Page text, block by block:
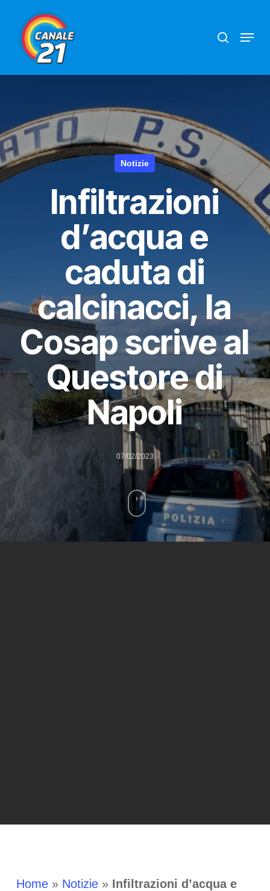
main
content
Menu
Notizie
Infiltrazioni
d’acqua e
caduta di
calcinacci, la
Cosap scrive al
Questore di
Napoli
07/02/2023
Home» Notizie» Infiltrazioni d’acqua e